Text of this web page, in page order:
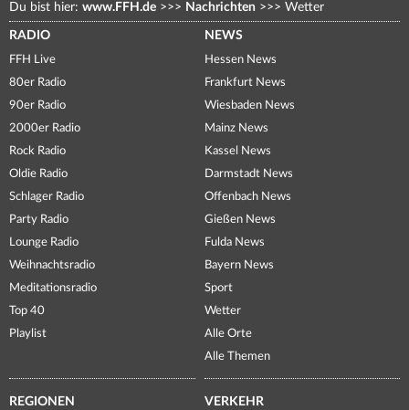
Du bist hier: www.FFH.de >>> Nachrichten >>> Wetter
RADIO
FFH Live
80er Radio
90er Radio
2000er Radio
Rock Radio
Oldie Radio
Schlager Radio
Party Radio
Lounge Radio
Weihnachtsradio
Meditationsradio
Top 40
Playlist
NEWS
Hessen News
Frankfurt News
Wiesbaden News
Mainz News
Kassel News
Darmstadt News
Offenbach News
Gießen News
Fulda News
Bayern News
Sport
Wetter
Alle Orte
Alle Themen
REGIONEN VERKEHR